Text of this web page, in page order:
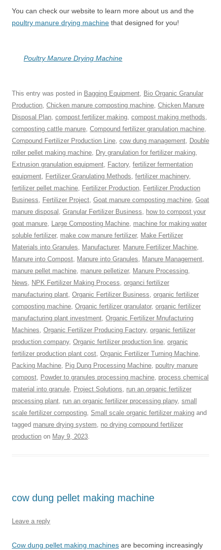
You can check our website to learn more about us and the
poultry manure drying machine that designed for you!
Poultry Manure Drying Machine
This entry was posted in Bagging Equipment, Bio Organic Granular
Production, Chicken manure composting machine, Chicken Manure
Disposal Plan, compost fertilizer making, compost making methods,
composting cattle manure, Compound fertilizer granulation machine,
Compound Fertilizer Production Line, cow dung management, Double
roller pellet making machine, Dry granulation for fertilizer making,
Extrusion granulation equipment, Factory, fertilizer fermentation
equipment, Fertilizer Granulating Methods, fertilizer machinery,
fertilizer pellet machine, Fertilizer Production, Fertilizer Production
Business, Fertilizer Project, Goat manure composting machine, Goat
manure disposal , Granular Fertilizer Business, how to compost your
goat manure, Large Composting Machine, machine for making water
soluble fertilizer, make cow manure fertilizer, Make Fertilizer
Materials into Granules, Manufacturer, Manure Fertilizer Machine,
Manure into Compost, Manure into Granules, Manure Management,
manure pellet machine, manure pelletizer, Manure Processing,
News, NPK Fertilizer Making Process, organci fertilizer
manufacturing plant, Organic Fertilizer Business, organic fertilizer
composting machine, Organic fertilizer granulator, organic fertilizer
manufacturing plant investment, Organic Fertilizer Mnufacturing
Machines, Organic Fertilizer Producing Factory, organic fertilizer
production company, Organic fertilizer production line, organic
fertilizer production plant cost, Organic Fertilizer Turning Machine,
Packing Machine, Pig Dung Processing Machine, poultry manure
compost, Powder to granules processing machine, process chemical
material into granule, Project Solutions, run an organic fertilizer
processing plant, run an organic fertilizer processing plany, small
scale fertilizer composting, Small scale organic fertilizer making and
tagged manure drying system, no drying compound fertilizer
production on May 9, 2023.
cow dung pellet making machine
Leave a reply
Cow dung pellet making machines are becoming increasingly